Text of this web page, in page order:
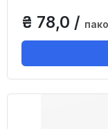
₴ 78,0 /